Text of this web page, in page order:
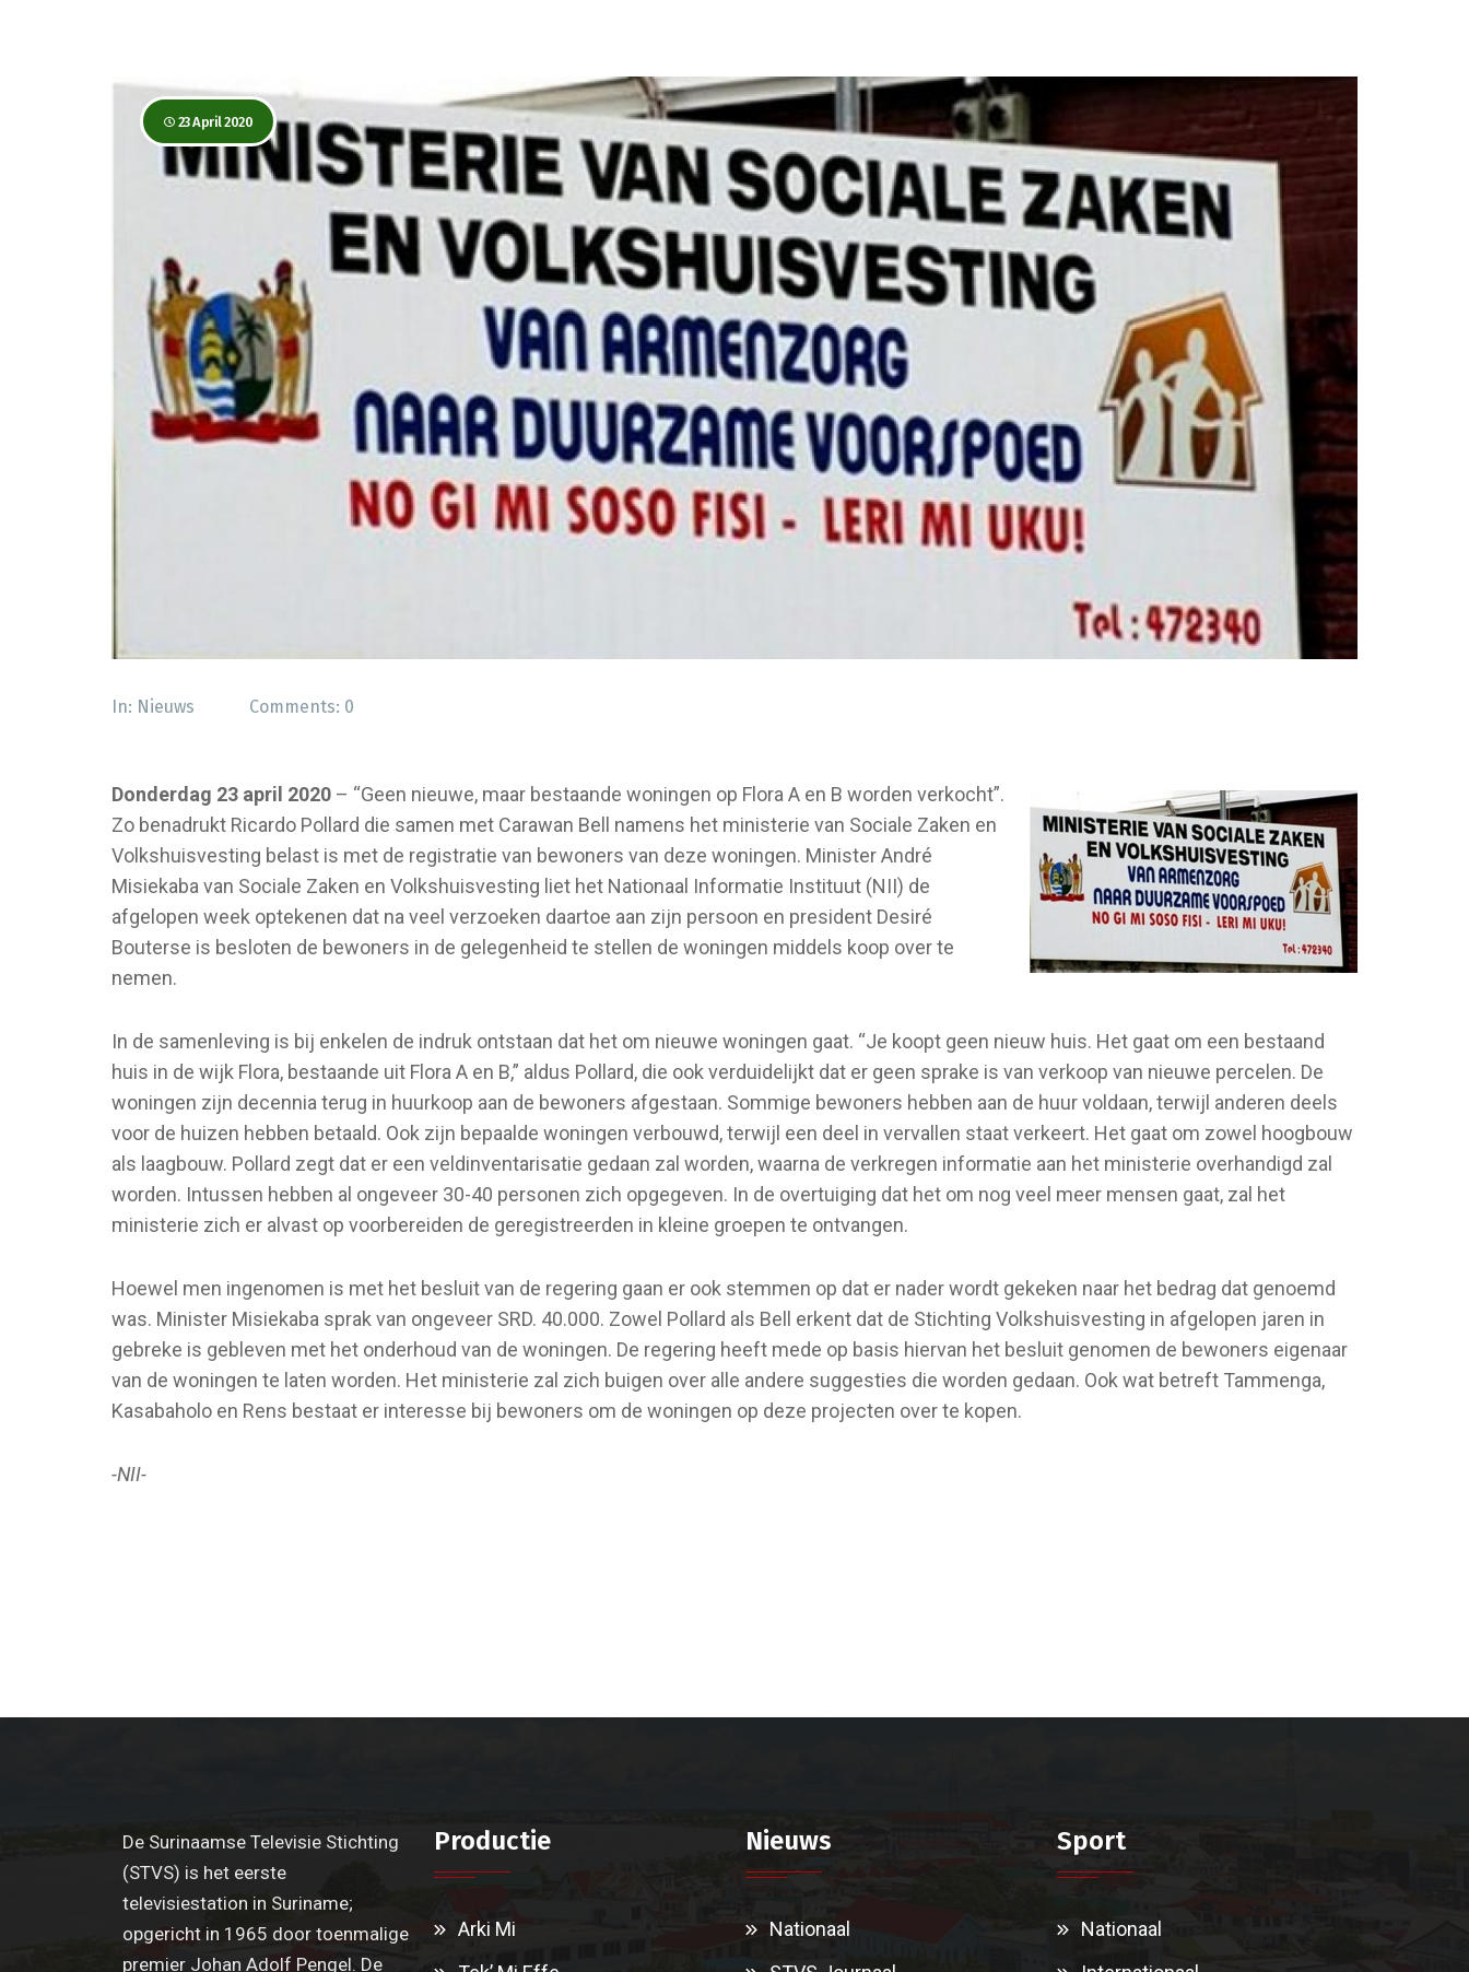
23 April 2020
In: Nieuws Comments: 0
Donderdag 23 april 2020 – “Geen nieuwe, maar bestaande woningen op Flora A en B worden verkocht”.
Zo benadrukt Ricardo Pollard die samen met Carawan Bell namens het ministerie van Sociale Zaken en
Volkshuisvesting belast is met de registratie van bewoners van deze woningen. Minister André
Misiekaba van Sociale Zaken en Volkshuisvesting liet het Nationaal Informatie Instituut (NII) de
afgelopen week optekenen dat na veel verzoeken daartoe aan zijn persoon en president Desiré
Bouterse is besloten de bewoners in de gelegenheid te stellen de woningen middels koop over te
nemen.
In de samenleving is bij enkelen de indruk ontstaan dat het om nieuwe woningen gaat. “Je koopt geen nieuw huis. Het gaat om een bestaand
huis in de wijk Flora, bestaande uit Flora A en B,” aldus Pollard, die ook verduidelijkt dat er geen sprake is van verkoop van nieuwe percelen. De
woningen zijn decennia terug in huurkoop aan de bewoners afgestaan. Sommige bewoners hebben aan de huur voldaan, terwijl anderen deels
voor de huizen hebben betaald. Ook zijn bepaalde woningen verbouwd, terwijl een deel in vervallen staat verkeert. Het gaat om zowel hoogbouw
als laagbouw. Pollard zegt dat er een veldinventarisatie gedaan zal worden, waarna de verkregen informatie aan het ministerie overhandigd zal
worden. Intussen hebben al ongeveer 30-40 personen zich opgegeven. In de overtuiging dat het om nog veel meer mensen gaat, zal het
ministerie zich er alvast op voorbereiden de geregistreerden in kleine groepen te ontvangen.
Hoewel men ingenomen is met het besluit van de regering gaan er ook stemmen op dat er nader wordt gekeken naar het bedrag dat genoemd
was. Minister Misiekaba sprak van ongeveer SRD. 40.000. Zowel Pollard als Bell erkent dat de Stichting Volkshuisvesting in afgelopen jaren in
gebreke is gebleven met het onderhoud van de woningen. De regering heeft mede op basis hiervan het besluit genomen de bewoners eigenaar
van de woningen te laten worden. Het ministerie zal zich buigen over alle andere suggesties die worden gedaan. Ook wat betreft Tammenga,
Kasabaholo en Rens bestaat er interesse bij bewoners om de woningen op deze projecten over te kopen.
-NII-
De Surinaamse Televisie Stichting
(STVS) is het eerste
televisiestation in Suriname;
opgericht in 1965 door toenmalige
premier Johan Adolf Pengel. De
Productie
Arki Mi
Nieuws
Nationaal
Sport
Nationaal